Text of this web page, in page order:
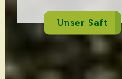
Unser Saft